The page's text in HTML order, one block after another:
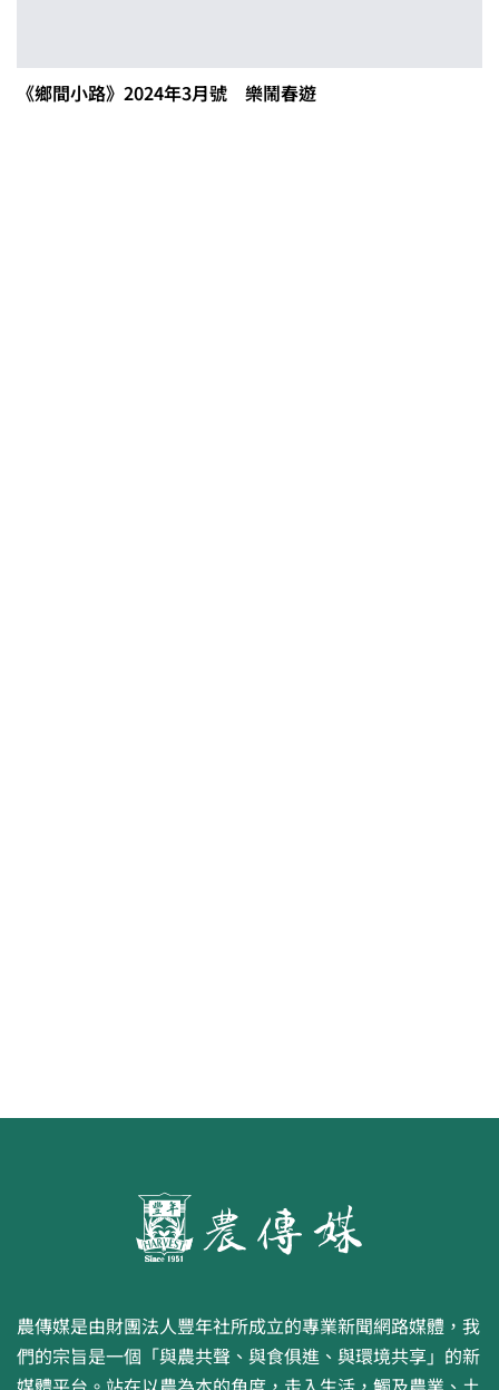
《鄉間小路》2024年3月號 樂鬧春遊
農傳媒是由財團法人豐年社所成立的專業新聞網路媒體，我
們的宗旨是一個「與農共聲、與食俱進、與環境共享」的新